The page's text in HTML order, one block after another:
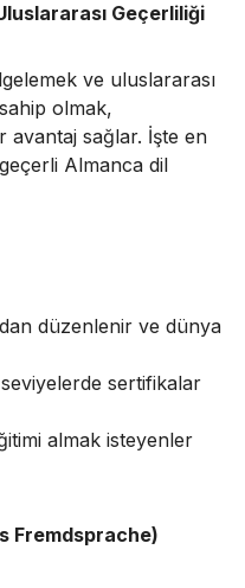
Geçerliliği
ve uluslararası
olmak,
sağlar. İşte en
Almanca dil
düzenlenir ve dünya
sertifikalar
almak isteyenler
Fremdsprache)